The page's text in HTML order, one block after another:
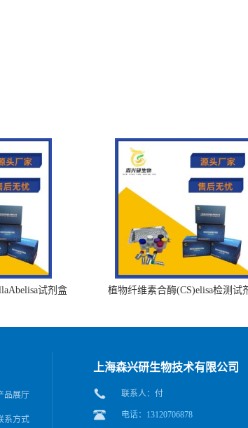
试剂盒 植物纤维素合酶(CS)elisa检测试
品展厅
系方式
上海森兴研生物技术有限公司
联系人：付
电话：13120706878